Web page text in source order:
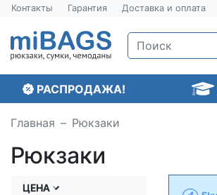
Контакты Гарантия Доставка и оплата
РАСПРОДАЖА!
Главная Рюкзаки
Рюкзаки
ЦЕНА